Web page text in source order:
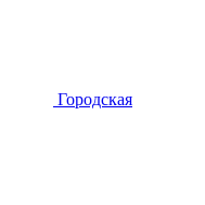
Городская